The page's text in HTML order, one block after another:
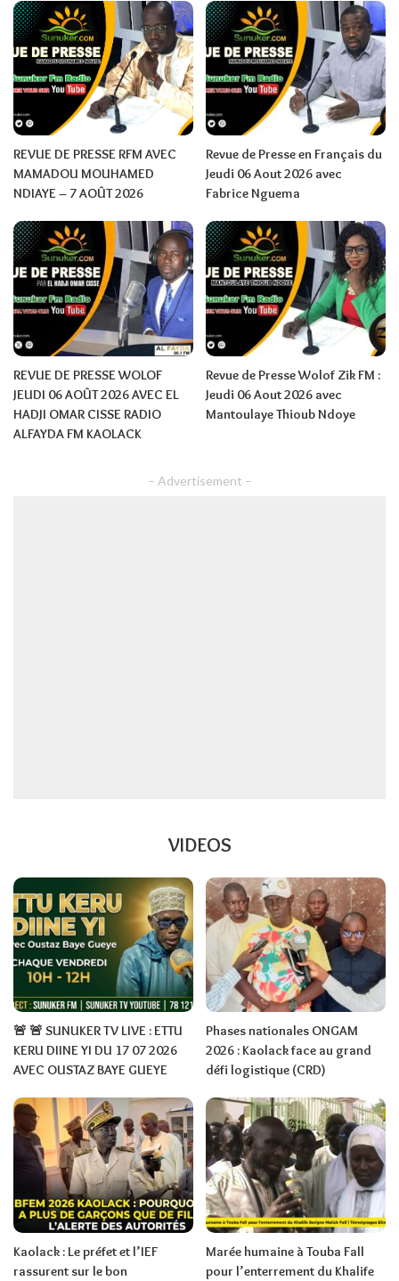
REVUE DE PRESSE RFM AVEC
MAMADOU MOUHAMED
NDIAYE – 7 AOÛT 2026
Revue de Presse en Français du
Jeudi 06 Aout 2026 avec
Fabrice Nguema
REVUE DE PRESSE WOLOF
JEUDI 06 AOÛT 2026 AVEC EL
HADJI OMAR CISSE RADIO
ALFAYDA FM KAOLACK
Revue de Presse Wolof Zik FM :
Jeudi 06 Aout 2026 avec
Mantoulaye Thioub Ndoye
– Advertisement –
VIDEOS
🚨 🚨 SUNUKER TV LIVE : ETTU
KERU DIINE YI DU 17 07 2026
AVEC OUSTAZ BAYE GUEYE
Phases nationales ONGAM
2026 : Kaolack face au grand
défi logistique (CRD)
Kaolack : Le préfet et l’IEF
rassurent sur le bon
Marée humaine à Touba Fall
pour l’enterrement du Khalife